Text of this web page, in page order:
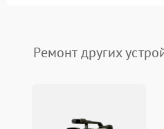
Ремонт других